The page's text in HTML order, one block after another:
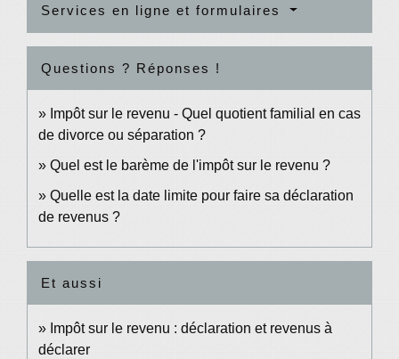
Services en ligne et formulaires
Questions ? Réponses !
Impôt sur le revenu - Quel quotient familial en cas
de divorce ou séparation ?
Quel est le barème de l'impôt sur le revenu ?
Quelle est la date limite pour faire sa déclaration
de revenus ?
Et aussi
Impôt sur le revenu : déclaration et revenus à
déclarer